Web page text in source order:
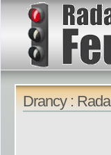
Drancy :